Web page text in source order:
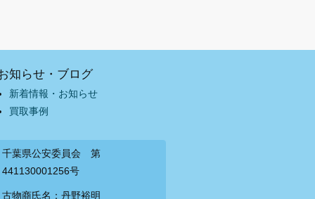
知らせ・ブログ
新着情報・お知らせ
買取事例
千葉県公安委員会 第
441130001256号
古物商氏名：丹野裕明